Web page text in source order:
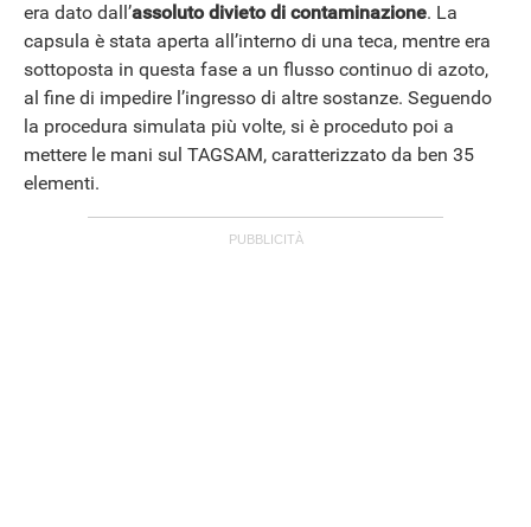
era dato dall’assoluto divieto di contaminazione. La
capsula è stata aperta all’interno di una teca, mentre era
sottoposta in questa fase a un flusso continuo di azoto,
al fine di impedire l’ingresso di altre sostanze. Seguendo
la procedura simulata più volte, si è proceduto poi a
mettere le mani sul TAGSAM, caratterizzato da ben 35
elementi.